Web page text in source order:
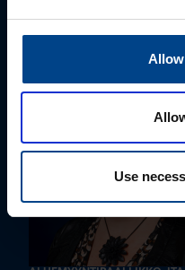
Use
+358 50 596 7006